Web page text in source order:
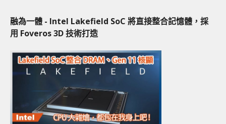
融為一體 - Intel Lakefield SoC 將直接整合記憶體，採
用 Foveros 3D 技術打造